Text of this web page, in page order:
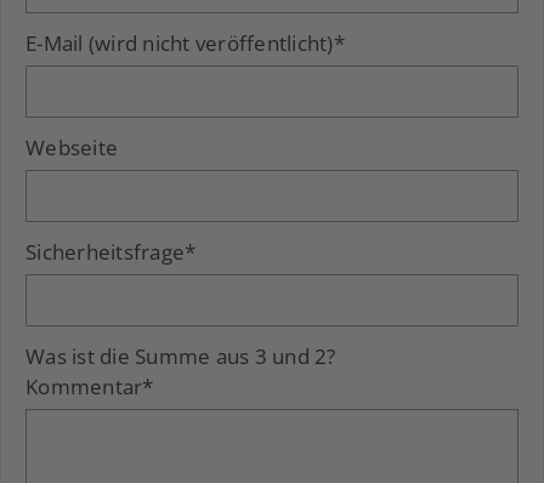
E-Mail (wird nicht veröffentlicht)*
Webseite
Sicherheitsfrage*
Was ist die Summe aus 3 und 2?
Kommentar*